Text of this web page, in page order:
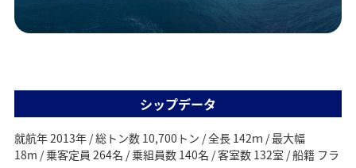
シップデータ
就航年 2013年 / 総トン数 10,700トン / 全長 142ｍ / 最大幅
18m / 乗客定員 264名 / 乗組員数 140名 / 客室数 132室 / 船籍 フラ